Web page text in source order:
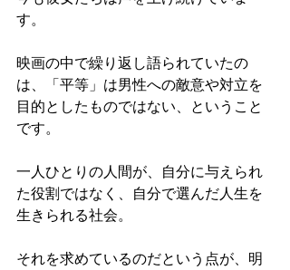
す。
映画の中で繰り返し語られていたの
は、「平等」は男性への敵意や対立を
目的としたものではない、ということ
です。
一人ひとりの人間が、自分に与えられ
た役割ではなく、自分で選んだ人生を
生きられる社会。
それを求めているのだという点が、明